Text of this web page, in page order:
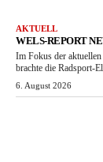
AKTUELL
WELS-REPORT
Im Fokus der
brachte die Radsport-
6. August 2026